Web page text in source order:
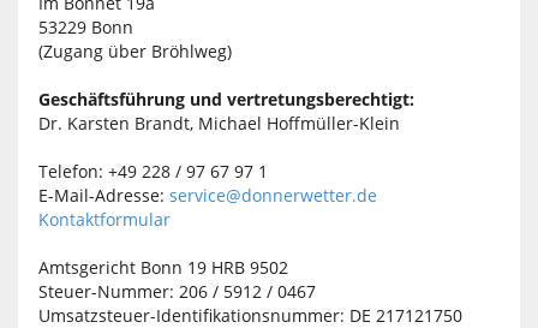
53229 Bonn
(Zugang über Bröhlweg)
Geschäftsführung und vertretungsberechtigt:
Dr. Karsten Brandt, Michael Hoffmüller-Klein
Telefon: +49 228 / 97 67 97 1
E-Mail-Adresse: service@donnerwetter.de
Kontaktformular
Amtsgericht Bonn 19 HRB 9502
Steuer-Nummer: 206 / 5912 / 0467
Umsatzsteuer-Identifikationsnummer: DE 217121750